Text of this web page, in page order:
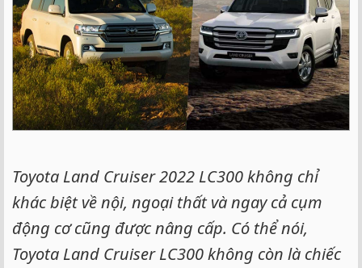
Toyota Land Cruiser 2022 LC300 không chỉ
khác biệt về nội, ngoại thất và ngay cả cụm
động cơ cũng được nâng cấp. Có thể nói,
Toyota Land Cruiser LC300 không còn là chiếc